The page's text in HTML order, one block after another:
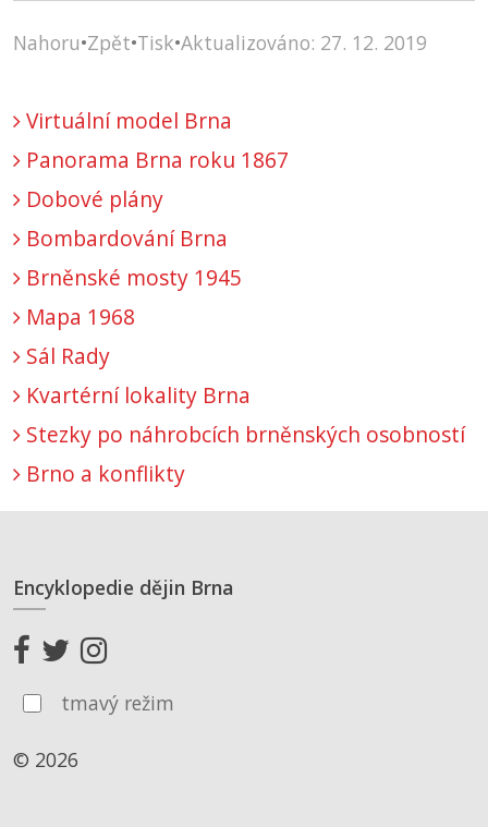
Nahoru•Zpět•Tisk•Aktualizováno: 27. 12. 2019
Virtuální model Brna
Panorama Brna roku 1867
Dobové plány
Bombardování Brna
Brněnské mosty 1945
Mapa 1968
Sál Rady
Kvartérní lokality Brna
Stezky po náhrobcích brněnských osobností
Brno a konflikty
Encyklopedie dějin Brna
tmavý režim
© 2026